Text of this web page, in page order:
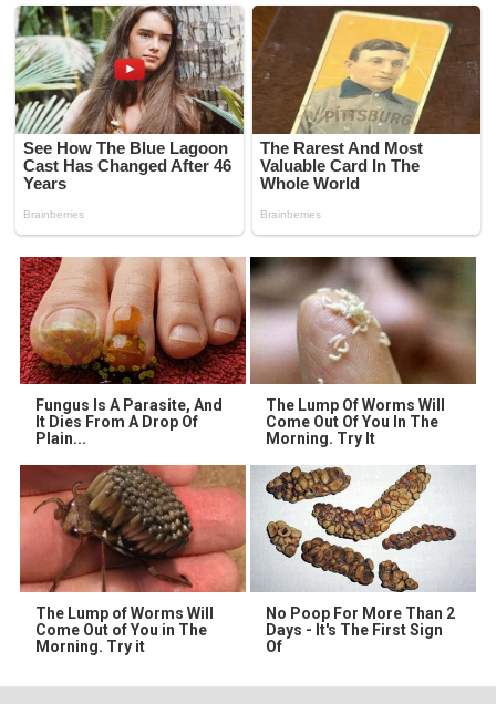
Fungus Is A Parasite, And
It Dies From A Drop Of
Plain...
The Lump Of Worms Will
Come Out Of You In The
Morning. Try It
The Lump of Worms Will
Come Out of You in The
Morning. Try it
No Poop For More Than 2
Days - It's The First Sign
Of